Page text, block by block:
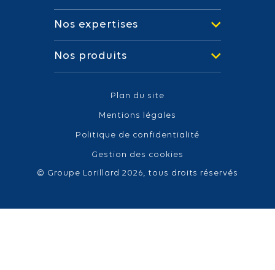
Nos expertises
Nos produits
© Groupe Lorillard 2026, tous droits réservés
Plan du site
Mentions légales
Politique de confidentialité
Gestion des cookies